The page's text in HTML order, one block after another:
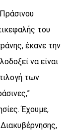
του
έκανε την
να είναι
των
Έχουμε,